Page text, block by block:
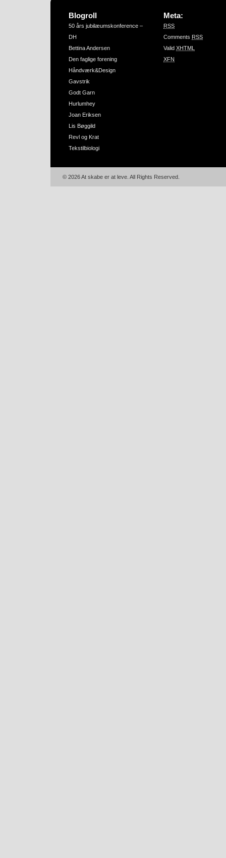
Blogroll
50 års jubilæumskonference –
DH
Bettina Andersen
Den faglige forening
Håndværk&Design
Gavstrik
Godt Garn
Hurlumhey
Joan Eriksen
Lis Bøggild
Revl og Krat
Tekstilbiologi
Meta:
RSS
Comments RSS
Valid XHTML
XFN
© 2026 At skabe er at leve. All Rights Reserved.